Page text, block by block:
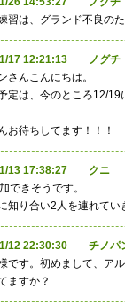
習は、グランド不良の
17 12:21:13 ノグチ
さんこんにちは。
定は、今のところ12/
お待ちしてます！！！
13 17:38:27 クニ
できそうです。
知り合い2人を連れてい
12 22:30:30 チノパ
です。初めまして、ア
ますか？